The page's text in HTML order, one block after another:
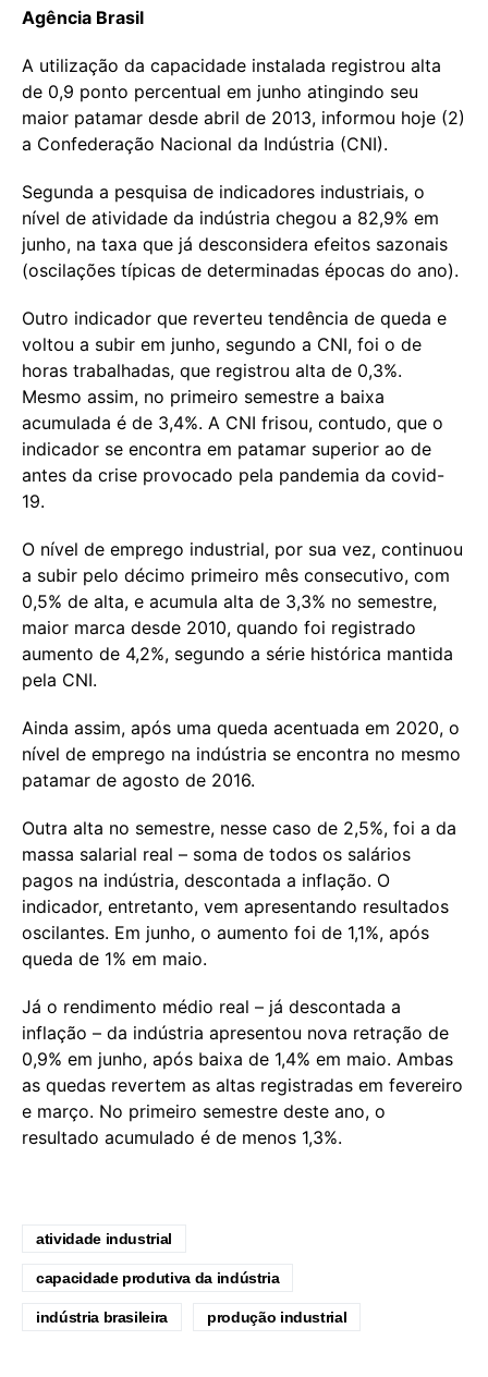
Agência Brasil
A utilização da capacidade instalada registrou alta
de 0,9 ponto percentual em junho atingindo seu
maior patamar desde abril de 2013, informou hoje (2)
a Confederação Nacional da Indústria (CNI).
Segunda a pesquisa de indicadores industriais, o
nível de atividade da indústria chegou a 82,9% em
junho, na taxa que já desconsidera efeitos sazonais
(oscilações típicas de determinadas épocas do ano).
Outro indicador que reverteu tendência de queda e
voltou a subir em junho, segundo a CNI, foi o de
horas trabalhadas, que registrou alta de 0,3%.
Mesmo assim, no primeiro semestre a baixa
acumulada é de 3,4%. A CNI frisou, contudo, que o
indicador se encontra em patamar superior ao de
antes da crise provocado pela pandemia da covid-
19.
O nível de emprego industrial, por sua vez, continuou
a subir pelo décimo primeiro mês consecutivo, com
0,5% de alta, e acumula alta de 3,3% no semestre,
maior marca desde 2010, quando foi registrado
aumento de 4,2%, segundo a série histórica mantida
pela CNI.
Ainda assim, após uma queda acentuada em 2020, o
nível de emprego na indústria se encontra no mesmo
patamar de agosto de 2016.
Outra alta no semestre, nesse caso de 2,5%, foi a da
massa salarial real – soma de todos os salários
pagos na indústria, descontada a inflação. O
indicador, entretanto, vem apresentando resultados
oscilantes. Em junho, o aumento foi de 1,1%, após
queda de 1% em maio.
Já o rendimento médio real – já descontada a
inflação – da indústria apresentou nova retração de
0,9% em junho, após baixa de 1,4% em maio. Ambas
as quedas revertem as altas registradas em fevereiro
e março. No primeiro semestre deste ano, o
resultado acumulado é de menos 1,3%.
atividade industrial
capacidade produtiva da indústria
indústria brasileira produção industrial